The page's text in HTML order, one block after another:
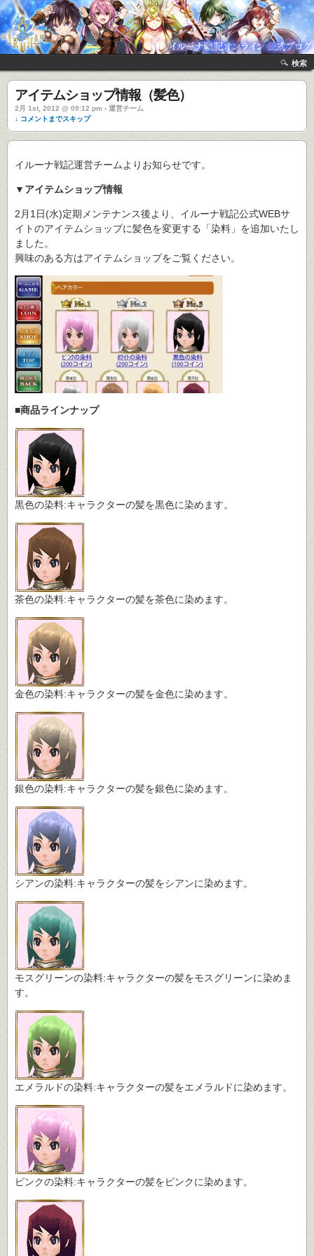
検索
アイテムショップ情報（髪色）
2月 1st, 2012 @ 09:12 pm › 運営チーム
↓ コメントまでスキップ
イルーナ戦記運営チームよりお知らせです。
▼アイテムショップ情報
2月1日(水)定期メンテナンス後より、イルーナ戦記公式WEBサ
イトのアイテムショップに髪色を変更する「染料」を追加いたし
ました。
興味のある方はアイテムショップをご覧ください。
■商品ラインナップ
黒色の染料:キャラクターの髪を黒色に染めます。
茶色の染料:キャラクターの髪を茶色に染めます。
金色の染料:キャラクターの髪を金色に染めます。
銀色の染料:キャラクターの髪を銀色に染めます。
シアンの染料:キャラクターの髪をシアンに染めます。
モスグリーンの染料:キャラクターの髪をモスグリーンに染めま
す。
エメラルドの染料:キャラクターの髪をエメラルドに染めます。
ピンクの染料:キャラクターの髪をピンクに染めます。